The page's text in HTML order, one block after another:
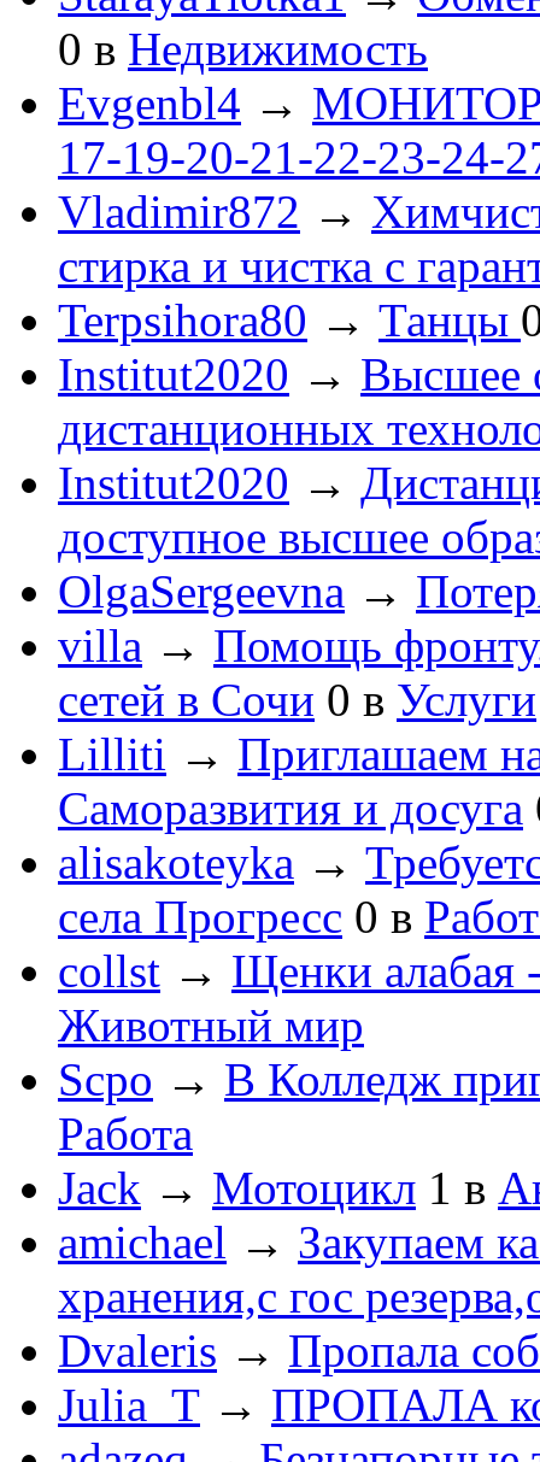
0 в Недвижимость
Evgenbl4 → МОНИТОРЫ
17-19-20-21-22-23-24-
Vladimir872 →
стирка и чистка с
Terpsihora80 → Танцы
Institut2020 → Высшее
дистанционных
Institut2020 →
доступное высшее
OlgaSergeevna →
villa → Помощь
сетей в Сочи 0 в Услуги
Lilliti → Приглашаем
Саморазвития и досуга
alisakoteyka →
села Прогресс 0 в
collst → Щенки алабая
Животный мир
Scpo → В Колледж
Работа
Jack → Мотоцикл 1 в
amichael → Закупаем
хранения,с гос
Dvaleris → Пропала
Julia_T → ПРОПАЛА